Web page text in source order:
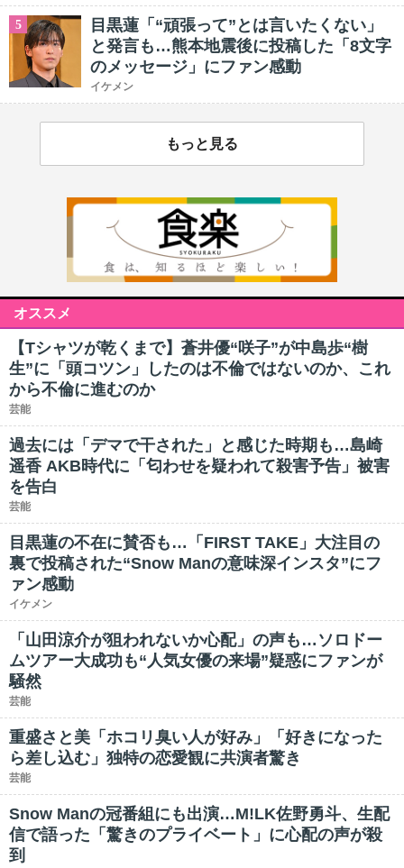
5
目黒蓮「“頑張って”とは言いたくない」
と発言も…熊本地震後に投稿した「8文字
のメッセージ」にファン感動
イケメン
もっと見る
オススメ
【Tシャツが乾くまで】蒼井優“咲子”が中島歩“樹
生”に「頭コツン」したのは不倫ではないのか、これ
から不倫に進むのか
芸能
過去には「デマで干された」と感じた時期も…島崎
遥香 AKB時代に「匂わせを疑われて殺害予告」被害
を告白
芸能
目黒蓮の不在に賛否も…「FIRST TAKE」大注目の
裏で投稿された“Snow Manの意味深インスタ”にフ
ァン感動
イケメン
「山田涼介が狙われないか心配」の声も…ソロドー
ムツアー大成功も“人気女優の来場”疑惑にファンが
騒然
芸能
重盛さと美「ホコリ臭い人が好み」「好きになった
ら差し込む」独特の恋愛観に共演者驚き
芸能
Snow Manの冠番組にも出演…M!LK佐野勇斗、生配
信で語った「驚きのプライベート」に心配の声が殺
到